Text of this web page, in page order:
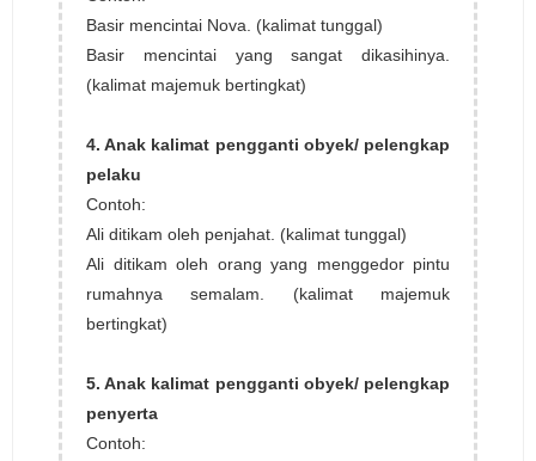
Basir mencintai Nova. (kalimat tunggal)
Basir mencintai yang sangat dikasihinya.
(kalimat majemuk bertingkat)
4. Anak kalimat pengganti obyek/ pelengkap
pelaku
Contoh:
Ali ditikam oleh penjahat. (kalimat tunggal)
Ali ditikam oleh orang yang menggedor pintu
rumahnya semalam. (kalimat majemuk
bertingkat)
5. Anak kalimat pengganti obyek/ pelengkap
penyerta
Contoh: